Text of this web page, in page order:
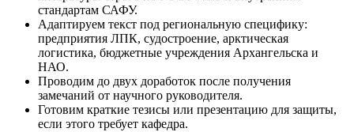
стандартам САФУ.
Адаптируем текст под региональную специфику:
предприятия ЛПК, судостроение, арктическая
логистика, бюджетные учреждения Архангельска и
НАО.
Проводим до двух доработок после получения
замечаний от научного руководителя.
Готовим краткие тезисы или презентацию для защиты,
если этого требует кафедра.